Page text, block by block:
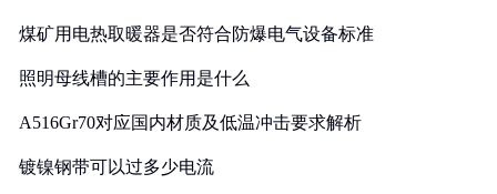
煤矿用电热取暖器是否符合防爆电气设备标准
照明母线槽的主要作用是什么
A516Gr70对应国内材质及低温冲击要求解析
镀镍钢带可以过多少电流